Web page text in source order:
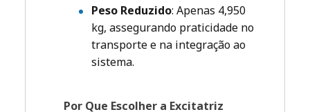
Peso Reduzido: Apenas 4,950
kg, assegurando praticidade no
transporte e na integração ao
sistema.
Por Que Escolher a Excitatriz